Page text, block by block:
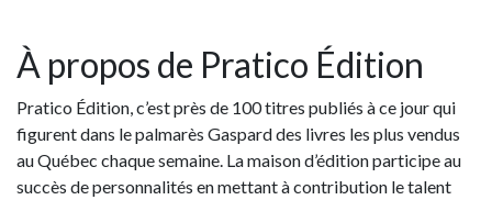
À propos de Pratico Édition
Pratico Édition, c’est près de 100 titres publiés à ce jour qui
figurent dans le palmarès Gaspard des livres les plus vendus
au Québec chaque semaine. La maison d’édition participe au
succès de personnalités en mettant à contribution le talent